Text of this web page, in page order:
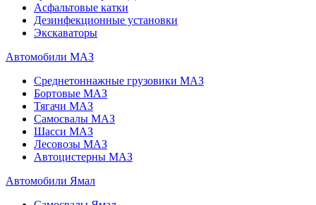
Асфальтовые катки
Дезинфекционные установки
Экскаваторы
Автомобили МАЗ
Среднетоннажные грузовики МАЗ
Бортовые МАЗ
Тягачи МАЗ
Самосвалы МАЗ
Шасси МАЗ
Лесовозы МАЗ
Автоцистерны МАЗ
Автомобили Ямал